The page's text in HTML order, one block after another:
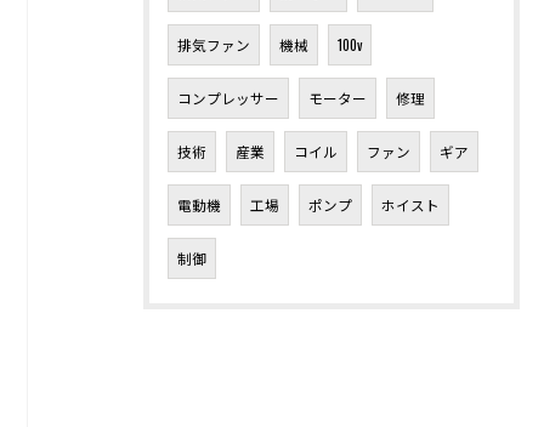
排気ファン 機械 100v
コンプレッサー モーター 修理
技術 産業 コイル ファン ギア
電動機 工場 ポンプ ホイスト
制御